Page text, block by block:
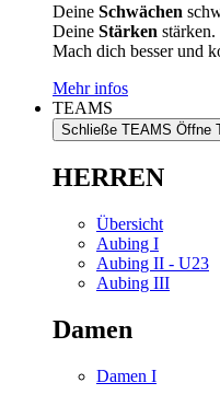
Deine Schwächen
Deine Stärken stärken.
Mach dich besser und
Mehr infos
TEAMS
Schließe TEAMS Öffne
HERREN
Übersicht
Aubing I
Aubing II - U23
Aubing III
Damen
Damen I